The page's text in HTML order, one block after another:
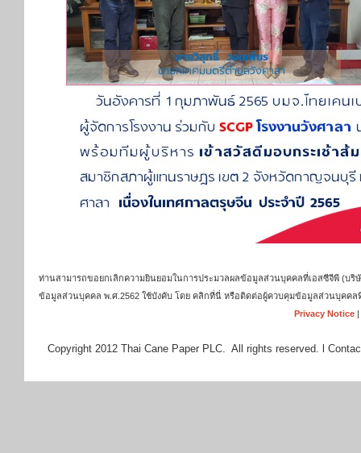
ท่านสามารถขอยกเลิกความยินยอมในการประมวลผลข้อมูลส่วนบุคคลที่เอสซีจีพี (บ
ข้อมูลส่วนบุคคล พ.ศ.2562 ใช้บังคับ โดย คลิกที่นี่ หรือติดต่อผู้ควบคุมข้อมูลส่วนบุคคล
Privacy Notice|
Copyright 2012 Thai Cane Paper PLC. All rights reserved. l